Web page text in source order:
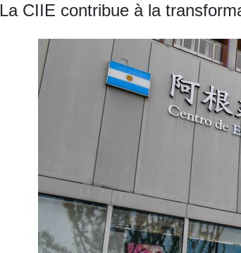
La CIIE contribue à la